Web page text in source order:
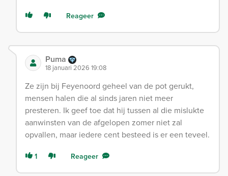
Reageer
Puma
18 januari 2026 19:08
Ze zijn bij Feyenoord geheel van de pot gerukt,
mensen halen die al sinds jaren niet meer
presteren. Ik geef toe dat hij tussen al die mislukte
aanwinsten van de afgelopen zomer niet zal
opvallen, maar iedere cent besteed is er een teveel.
1 Reageer